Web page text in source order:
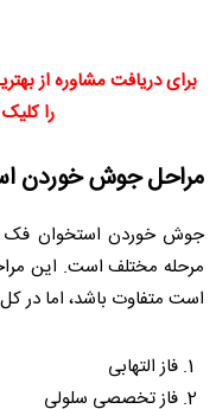
برای دریافت مشاوره از
را
مراحل جوش خوردن
جوش خوردن استخوان فک
مرحله مختلف است. این
است متفاوت باشد، اما در
فاز التهابی
فاز تخصصی سلولی